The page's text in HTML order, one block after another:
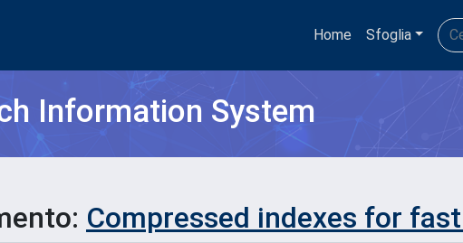
Home Sfoglia
Information System
Compressed indexes for